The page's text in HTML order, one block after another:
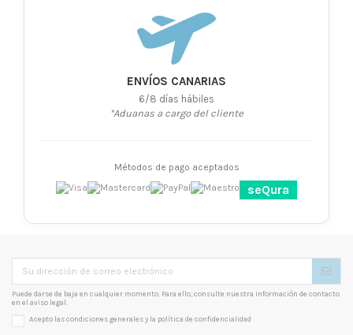
ENVÍOS CANARIAS
6/8 días hábiles
*Aduanas a cargo del cliente
Métodos de pago aceptados
seQura
Puede darse de baja en cualquier momento. Para ello, consulte nuestra información de contacto
en el aviso legal.
Acepto las condiciones generales y la política de confidencialidad